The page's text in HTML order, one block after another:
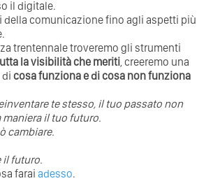
il digitale.
della comunicazione fino agli aspetti più
trentennale troveremo gli strumenti
la visibilità che meriti , creeremo una
cosa funziona e di cosa non funziona
te stesso, il tuo passato non
il tuo futuro.
cambiare.
il futuro.
farai adesso.